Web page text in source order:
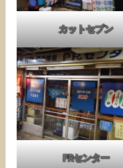
カットセブン
PRセンター